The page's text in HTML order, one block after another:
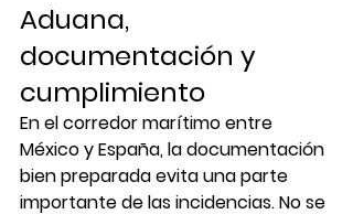
Aduana,
documentación y
cumplimiento
En el corredor marítimo entre
México y España, la documentación
bien preparada evita una parte
importante de las incidencias. No se